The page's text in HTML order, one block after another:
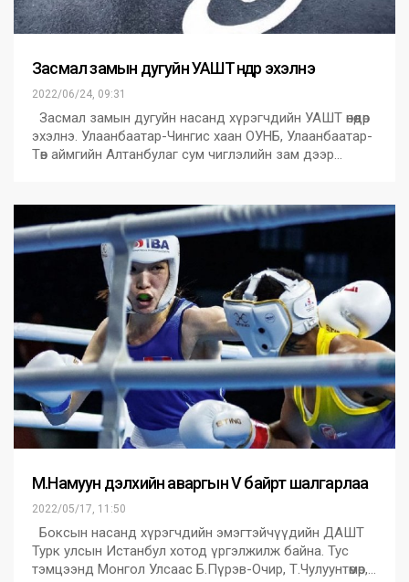
Засмал замын дугуйн УАШТ өнөөдөр эхэлнэ
2022/06/24, 09:31
Засмал замын дугуйн насанд хүрэгчдийн УАШТ өнөөдөр
эхэлнэ. Улаанбаатар-Чингис хаан ОУНБ, Улаанбаатар-
Төв аймгийн Алтанбулаг сум чиглэлийн зам дээр…
М.Намуун дэлхийн аваргын V байрт шалгарлаа
2022/05/17, 11:50
Боксын насанд хүрэгчдийн эмэгтэйчүүдийн ДАШТ
Турк улсын Истанбул хотод үргэлжилж байна. Тус
тэмцээнд Монгол Улсаас Б.Пүрэв-Очир, Т.Чулуунтөмөр,…